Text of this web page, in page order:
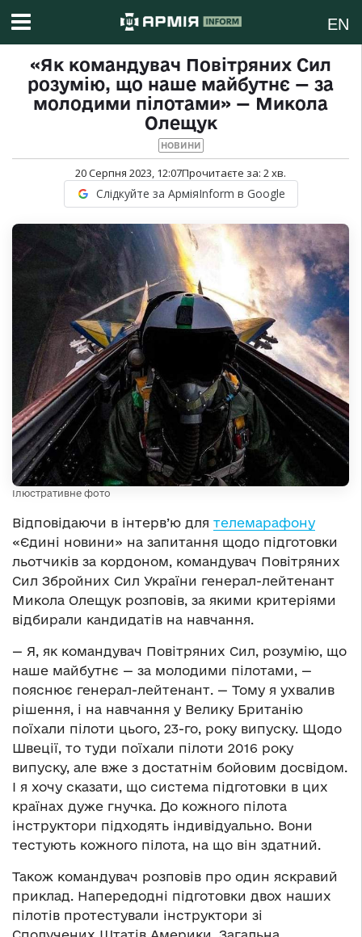
EN
«Як командувач Повітряних Сил
розумію, що наше майбутнє — за
молодими пілотами» — Микола
Олещук
НОВИНИ
20 Серпня 2023, 12:07Прочитаєте за: 2хв.
Слідкуйте за АрміяInform в Google
Ілюстративне фото
Відповідаючи в інтерв’ю для телемарафону
«Єдині новини» на запитання щодо підготовки
льотчиків за кордоном, командувач Повітряних
Сил Збройних Сил України генерал-лейтенант
Микола Олещук розповів, за якими критеріями
відбирали кандидатів на навчання.
— Я, як командувач Повітряних Сил, розумію, що
наше майбутнє — за молодими пілотами, —
пояснює генерал-лейтенант. — Тому я ухвалив
рішення, і на навчання у Велику Британію
поїхали пілоти цього, 23-го, року випуску. Щодо
Швеції, то туди поїхали пілоти 2016 року
випуску, але вже з достатнім бойовим досвідом.
І я хочу сказати, що система підготовки в цих
країнах дуже гнучка. До кожного пілота
інструктори підходять індивідуально. Вони
тестують кожного пілота, на що він здатний.
Також командувач розповів про один яскравий
приклад. Напередодні підготовки двох наших
пілотів протестували інструктори зі